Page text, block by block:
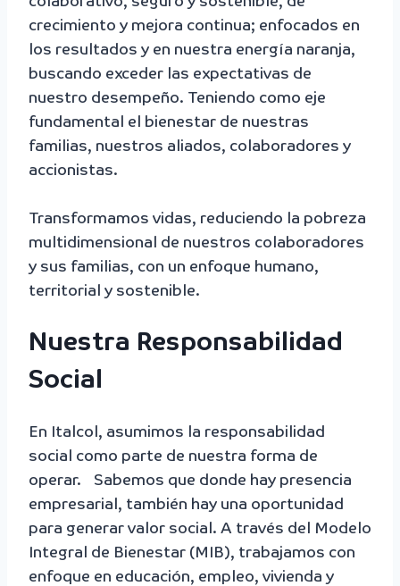
crecimiento y mejora continua; enfocados en
los resultados y en nuestra energía naranja,
buscando exceder las expectativas de
nuestro desempeño. Teniendo como eje
fundamental el bienestar de nuestras
familias, nuestros aliados, colaboradores y
accionistas.
Transformamos vidas, reduciendo la pobreza
multidimensional de nuestros colaboradores
y sus familias, con un enfoque humano,
territorial y sostenible.
Nuestra Responsabilidad
Social
En Italcol, asumimos la responsabilidad
social como parte de nuestra forma de
operar. Sabemos que donde hay presencia
empresarial, también hay una oportunidad
para generar valor social. A través del Modelo
Integral de Bienestar (MIB), trabajamos con
enfoque en educación, empleo, vivienda y